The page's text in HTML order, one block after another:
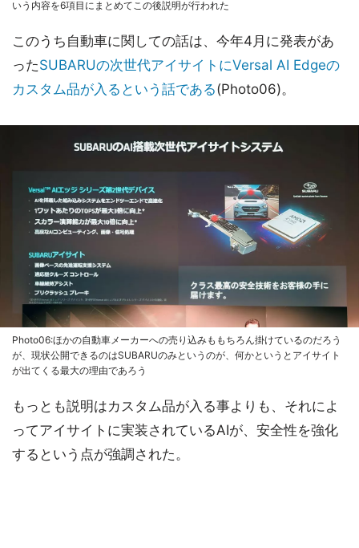
いう内容を6項目にまとめてこの後説明が行われた
このうち自動車に関しての話は、今年4月に発表があ
ったSUBARUの次世代アイサイトにVersal AI Edgeの
カスタム品が入るという話である(Photo06)。
Photo06:ほかの自動車メーカーへの売り込みももちろん掛けているのだろう
が、現状公開できるのはSUBARUのみというのが、何かというとアイサイト
が出てくる最大の理由であろう
もっとも説明はカスタム品が入る事よりも、それによ
ってアイサイトに実装されているAIが、安全性を強化
するという点が強調された。